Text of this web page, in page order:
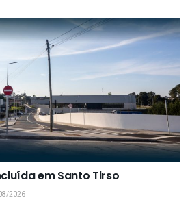
em Santo Tirso
2026